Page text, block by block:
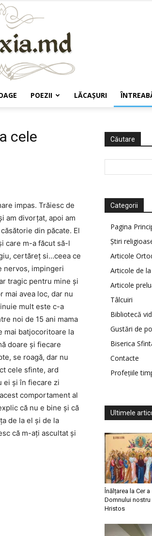
POEZII LĂCAŞURI
cele
impas. Trăiesc de
am divorțat, apoi am
din păcate. El
care m-a făcut să-l
certăreț si…ceea ce
nervos, impingeri
tragic pentru mine și
mai avea loc, dar nu
mult este c-a
noi de 15 ani mama
mai batjocoritoare la
doare și fiecare
se roagă, dar nu
cele sfinte, ard
ei și în fiecare zi
comportament al
că nu e bine și că
de la el și de la
că m-ați ascultat și
Căutare
Categorii
Pagina
Știri
Articole
Articole de
Articole
Tâlcuiri
Bibliotecă
Gustări de
Biserica
Contacte
Profețiile
Ultimele
Înălțarea la Cer a
Domnului nostru
Hristos